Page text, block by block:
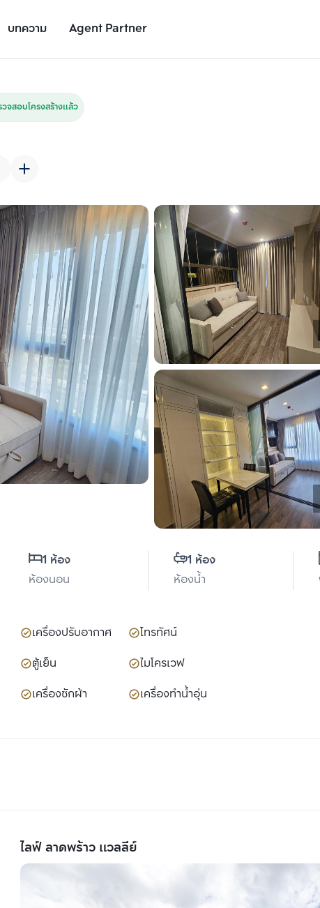
บทความ Agent Partner
รายละเอียดยูนิต
จสอบโครงสร้างแล้ว
1 ห้อง
ห้องนอน
1 ห้อง
ห้องน้ำ
เครื่องปรับอากาศ
โทรทัศน์
ตู้เย็น
ไมโครเวฟ
เครื่องซักผ้า
เครื่องทำน้ำอุ่น
ไลฟ์ ลาดพร้าว แวลลีย์
เพิ่มยูนิตเปรียบเทียบ
รายการที่ 2
เพิ่มยูนิตเปรียบเทียบ
รายการที่ 3